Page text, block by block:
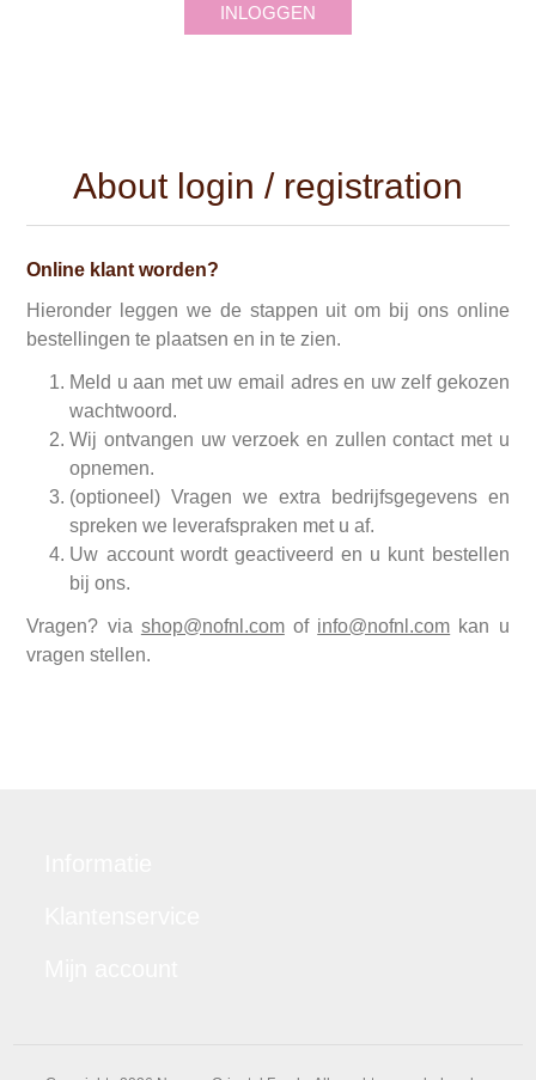
INLOGGEN
About login / registration
Online klant worden?
Hieronder leggen we de stappen uit om bij ons online
bestellingen te plaatsen en in te zien.
Meld u aan met uw email adres en uw zelf gekozen
wachtwoord.
Wij ontvangen uw verzoek en zullen contact met u
opnemen.
(optioneel) Vragen we extra bedrijfsgegevens en
spreken we leverafspraken met u af.
Uw account wordt geactiveerd en u kunt bestellen
bij ons.
Vragen? via shop@nofnl.comof info@nofnl.com kan u
vragen stellen.